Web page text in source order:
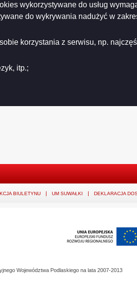
wykorzystywane do usług
do wykrywania nadużyć w
korzystania z serwisu, np.
itp.;
BIULETYNU UM SUWAŁKI DEKLARACJA
Województwa Podlaskiego na lata 2007-2013